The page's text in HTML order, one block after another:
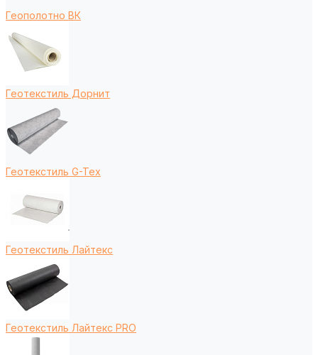
Геополотно ВК
Геотекстиль Дорнит
Геотекстиль G-Tex
Геотекстиль Лайтекс
Геотекстиль Лайтекс PRO